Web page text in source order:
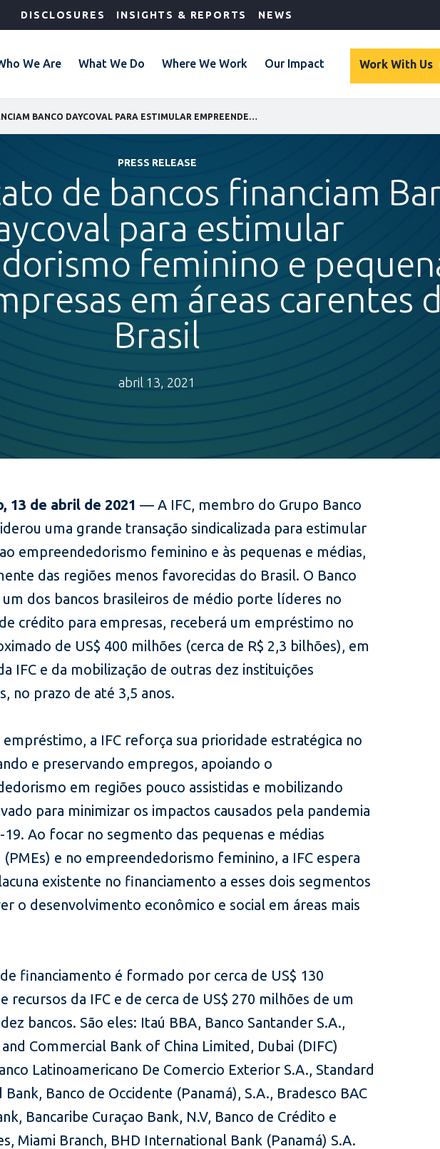
DISCLOSURES INSIGHTS & REPORTS NEWS
We Are What We Do Where We Work Our Impact Work With Us
PRESS RELEASE
de bancos financiam
para estimular
feminino e
em áreas carentes
Brasil
abril 13, 2021
13 de abril de 2021— A IFC, membro do Grupo Banco
uma grande transação sindicalizada para estimular
empreendedorismo feminino e às pequenas e médias,
das regiões menos favorecidas do Brasil. O Banco
um dos bancos brasileiros de médio porte líderes no
crédito para empresas, receberá um empréstimo no
de US$ 400 milhões (cerca de R$ 2,3 bilhões), em
IFC e da mobilização de outras dez instituições
no prazo de até 3,5 anos.
empréstimo, a IFC reforça sua prioridade estratégica no
e preservando empregos, apoiando o
em regiões pouco assistidas e mobilizando
para minimizar os impactos causados pela pandemia
19. Ao focar no segmento das pequenas e médias
(PMEs) e no empreendedorismo feminino, a IFC espera
existente no financiamento a esses dois segmentos
o desenvolvimento econômico e social em áreas mais
financiamento é formado por cerca de US$ 130
recursos da IFC e de cerca de US$ 270 milhões de um
bancos. São eles: Itaú BBA, Banco Santander S.A.,
Commercial Bank of China Limited, Dubai (DIFC)
Latinoamericano De Comercio Exterior S.A., Standard
Bank, Banco de Occidente (Panamá), S.A., Bradesco BAC
Bancaribe Curaçao Bank, N.V, Banco de Crédito e
Miami Branch, BHD International Bank (Panamá) S.A.